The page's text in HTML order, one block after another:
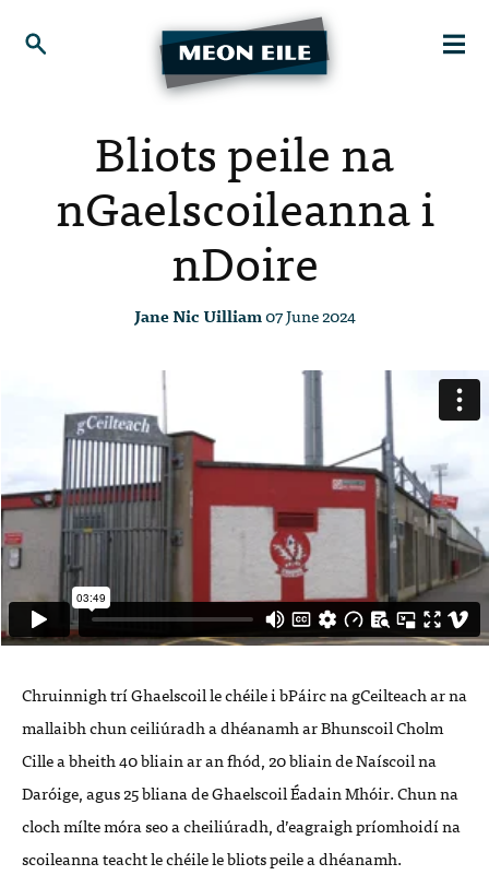
Bliots peile na
nGaelscoileanna i
nDoire
Jane Nic Uilliam07 June 2024
Chruinnigh trí Ghaelscoil le chéile i bPáirc na gCeilteach ar na
mallaibh chun ceiliúradh a dhéanamh ar Bhunscoil Cholm
Cille a bheith 40 bliain ar an fhód, 20 bliain de Naíscoil na
Daróige, agus 25 bliana de Ghaelscoil Éadain Mhóir. Chun na
cloch mílte móra seo a cheiliúradh, d’eagraigh príomhoidí na
scoileanna teacht le chéile le bliots peile a dhéanamh.